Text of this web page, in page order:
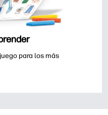
para los más